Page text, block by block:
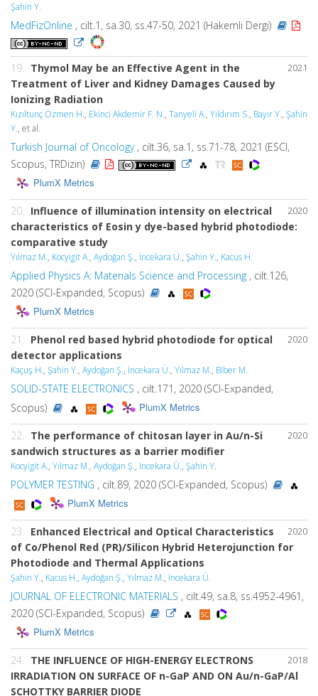
Şahin Y.
MedFizOnline , cilt.1, sa.30, ss.47-50, 2021 (Hakemli Dergi)
2021
19. Thymol May be an Effective Agent in the
Treatment of Liver and Kidney Damages Caused by
Ionizing Radiation
Kızıltunç Özmen H., Ekinci Akdemir F. N., Tanyeli A., Yıldırım S., Bayır Y., Şahin
Y., et al.
Turkish Journal of Oncology, cilt.36, sa.1, ss.71-78, 2021 (ESCI,
Scopus, TRDizin)
PlumX Metrics
2020
20. Influence of illumination intensity on electrical
characteristics of Eosin y dye-based hybrid photodiode:
comparative study
Yılmaz M., Kocyigit A., Aydoğan Ş., İncekara Ü., Şahin Y., Kacus H.
Applied Physics A: Materials Science and Processing , cilt.126,
2020 (SCI-Expanded, Scopus)
PlumX Metrics
2020
21. Phenol red based hybrid photodiode for optical
detector applications
Kaçuş H., Şahin Y., Aydoğan Ş., İncekara Ü., Yılmaz M., Biber M.
SOLID-STATE ELECTRONICS , cilt.171, 2020 (SCI-Expanded,
Scopus)
PlumX Metrics
2020
22. The performance of chitosan layer in Au/n-Si
sandwich structures as a barrier modifier
Kocyigit A., Yılmaz M., Aydoğan Ş., Incekara Ü., Şahin Y.
POLYMER TESTING , cilt.89, 2020 (SCI-Expanded, Scopus)
PlumX Metrics
2020
23. Enhanced Electrical and Optical Characteristics
of Co/Phenol Red (PR)/Silicon Hybrid Heterojunction for
Photodiode and Thermal Applications
Şahin Y., Kacus H., Aydoğan Ş., Yılmaz M., İncekara Ü.
JOURNAL OF ELECTRONIC MATERIALS , cilt.49, sa.8, ss.4952-4961,
2020 (SCI-Expanded, Scopus)
PlumX Metrics
2018
24. THE INFLUENCE OF HIGH-ENERGY ELECTRONS
IRRADIATION ON SURFACE OF n-GaP AND ON Au/n-GaP/Al
SCHOTTKY BARRIER DIODE